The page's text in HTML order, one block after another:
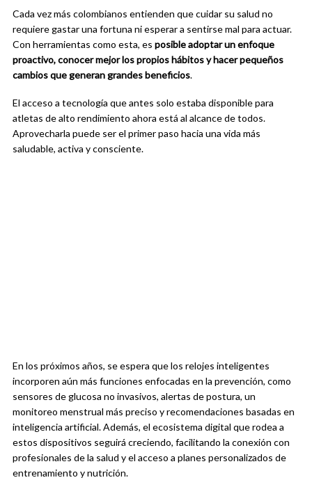
Cada vez más colombianos entienden que cuidar su salud no
requiere gastar una fortuna ni esperar a sentirse mal para actuar.
Con herramientas como esta, es posible adoptar un enfoque
proactivo, conocer mejor los propios hábitos y hacer pequeños
cambios que generan grandes beneficios.
El acceso a tecnología que antes solo estaba disponible para
atletas de alto rendimiento ahora está al alcance de todos.
Aprovecharla puede ser el primer paso hacia una vida más
saludable, activa y consciente.
En los próximos años, se espera que los relojes inteligentes
incorporen aún más funciones enfocadas en la prevención, como
sensores de glucosa no invasivos, alertas de postura, un
monitoreo menstrual más preciso y recomendaciones basadas en
inteligencia artificial. Además, el ecosistema digital que rodea a
estos dispositivos seguirá creciendo, facilitando la conexión con
profesionales de la salud y el acceso a planes personalizados de
entrenamiento y nutrición.